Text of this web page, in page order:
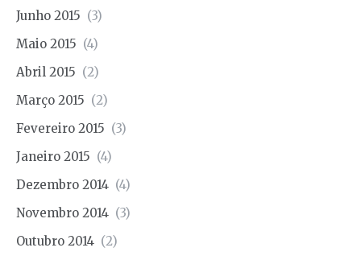
Junho 2015 (3)
Maio 2015 (4)
Abril 2015 (2)
Março 2015 (2)
Fevereiro 2015 (3)
Janeiro 2015 (4)
Dezembro 2014 (4)
Novembro 2014 (3)
Outubro 2014 (2)